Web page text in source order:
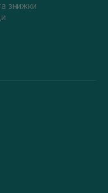
знижки